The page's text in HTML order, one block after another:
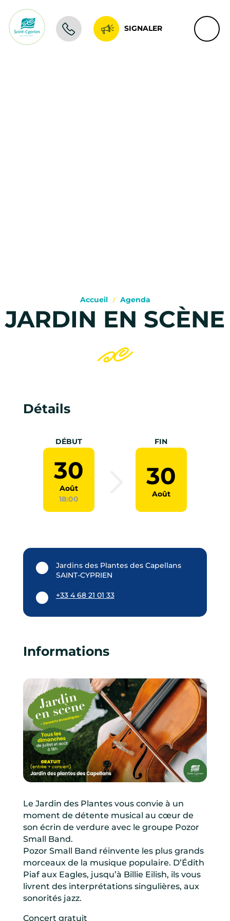
SIGNALER
Accueil Agenda
JARDIN EN SCÈNE
Détails
DÉBUT
30
Août
18:00
FIN
30
Août
Jardins des Plantes des Capellans
SAINT-CYPRIEN
+33 4 68 21 01 33
Informations
Le Jardin des Plantes vous convie à un
moment de détente musical au cœur de
son écrin de verdure avec le groupe Pozor
Small Band.
Pozor Small Band réinvente les plus grands
morceaux de la musique populaire. D’Édith
Piaf aux Eagles, jusqu’à Billie Eilish, ils vous
livrent des interprétations singulières, aux
sonorités jazz.
Concert gratuit